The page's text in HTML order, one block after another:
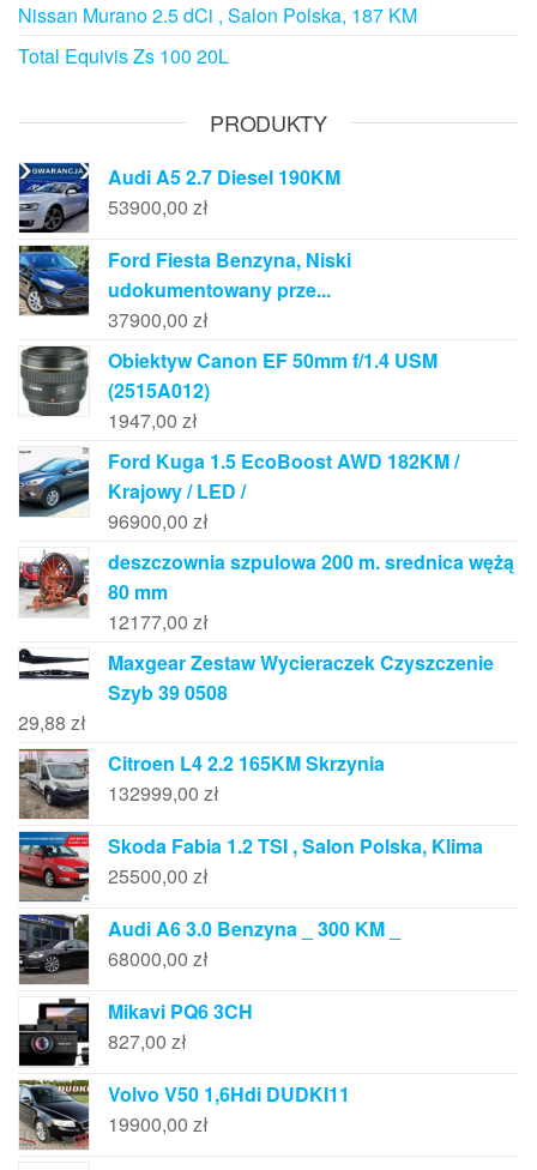
Nissan Murano 2.5 dCi , Salon Polska, 187 KM
Total Equivis Zs 100 20L
PRODUKTY
Audi A5 2.7 Diesel 190KM
53900,00 zł
Ford Fiesta Benzyna, Niski
udokumentowany prze...
37900,00 zł
Obiektyw Canon EF 50mm f/1.4 USM
(2515A012)
1947,00 zł
Ford Kuga 1.5 EcoBoost AWD 182KM /
Krajowy / LED /
96900,00 zł
deszczownia szpulowa 200 m. srednica wężą
80 mm
12177,00 zł
Maxgear Zestaw Wycieraczek Czyszczenie
Szyb 39 0508
29,88 zł
Citroen L4 2.2 165KM Skrzynia
132999,00 zł
Skoda Fabia 1.2 TSI , Salon Polska, Klima
25500,00 zł
Audi A6 3.0 Benzyna _ 300 KM _
68000,00 zł
Mikavi PQ6 3CH
827,00 zł
Volvo V50 1,6Hdi DUDKI11
19900,00 zł